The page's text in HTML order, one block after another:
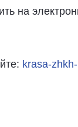
на
krasa-